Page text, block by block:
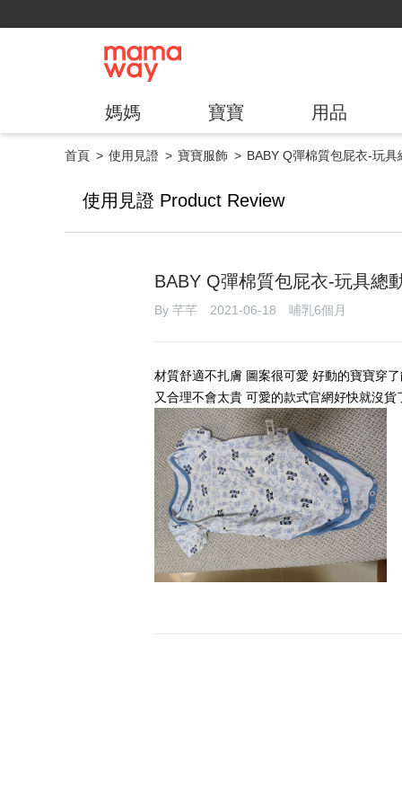
媽媽 寶寶 用品
首頁 使用見證 寶寶服飾 BABY Q彈棉質包屁衣-玩
使用見證 Product Review
BABY Q彈棉質包屁衣-玩具總
By 芊芊 2021-06-18 哺乳6個月
材質舒適不扎膚 圖案很可愛 好動的寶寶穿
又合理不會太貴 可愛的款式官網好快就沒